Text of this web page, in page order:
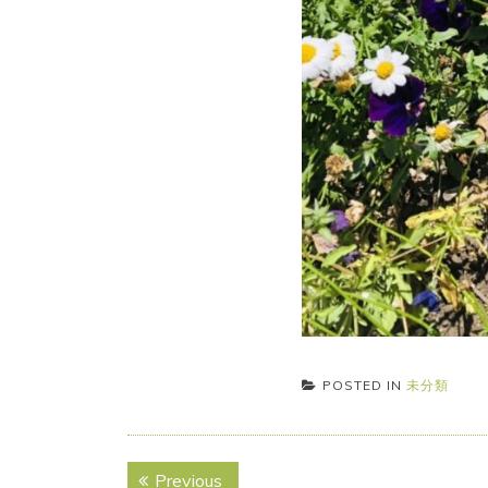
POSTED IN 未分類
投Previous